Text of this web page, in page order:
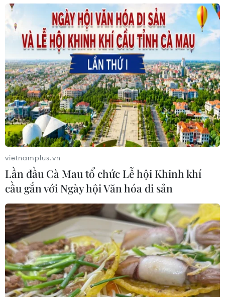
vietnamplus.vn
Lần đầu Cà Mau tổ chức Lễ hội Khinh khí
cầu gắn với Ngày hội Văn hóa di sản